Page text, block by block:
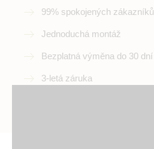
99% spokojených zákazníků
Jednoduchá montáž
Bezplatná výměna do 30 dní
3-letá záruka